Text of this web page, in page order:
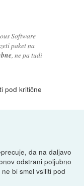
Software
paket na
, ne pa tudi
pod kritične
da na daljavo
odstrani poljubno
bi smel vsiliti pod